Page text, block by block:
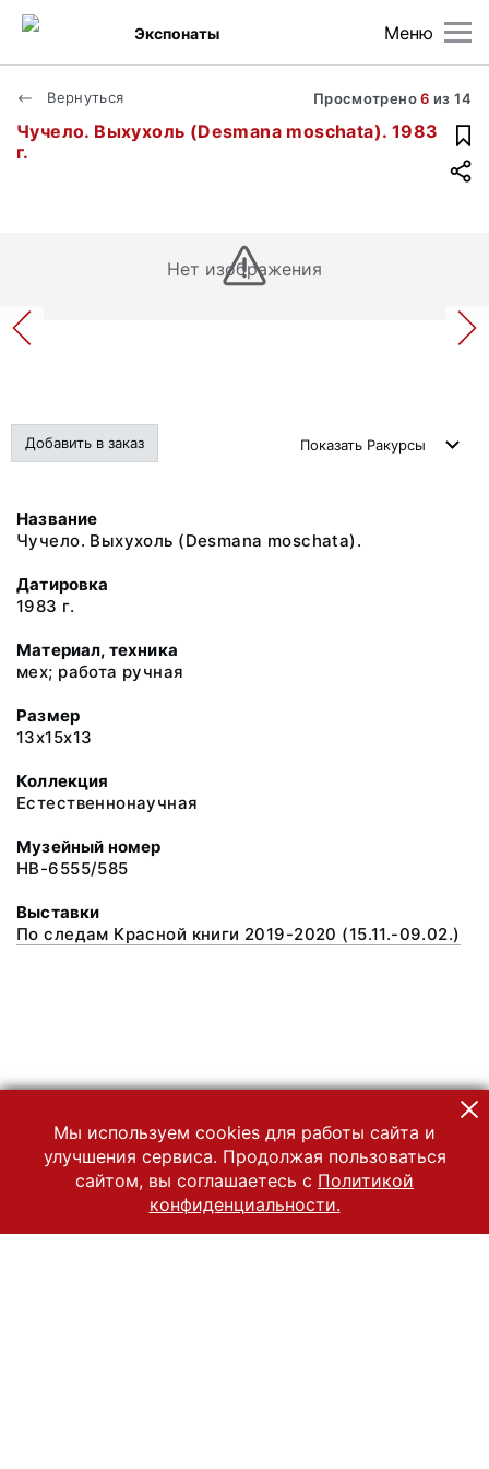
Меню
Экспонаты
Вернуться Просмотрено6 из14
Чучело. Выхухоль (Desmana moschata). 1983
г.
Нет изображения
Добавить в заказ Показать Ракурсы
Название
Чучело. Выхухоль (Desmana moschata).
Датировка
1983 г.
Материал, техника
мех; работа ручная
Размер
13x15x13
Коллекция
Естественнонаучная
Музейный номер
НВ-6555/585
Выставки
По следам Красной книги 2019-2020 (15.11.-09.02.)
Мы используем cookies для работы сайта и
улучшения сервиса. Продолжая пользоваться
сайтом, вы соглашаетесь с Политикой
конфиденциальности.